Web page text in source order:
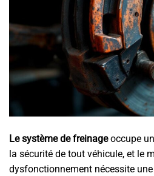
Le système de freinageoccupe
la sécurité de tout véhicule, et le
dysfonctionnement nécessite